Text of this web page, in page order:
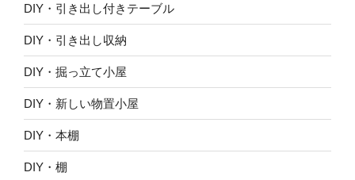
DIY・引き出し付きテーブル
DIY・引き出し収納
DIY・掘っ立て小屋
DIY・新しい物置小屋
DIY・本棚
DIY・棚